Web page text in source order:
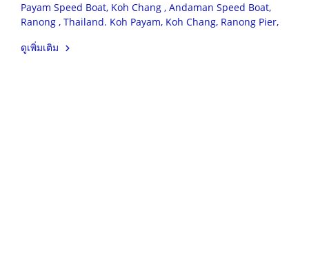
Payam Speed Boat, Koh Chang , Andaman Speed Boat,
Ranong , Thailand. Koh Payam, Koh Chang, Ranong Pier,
ดูเพิ่มเติม